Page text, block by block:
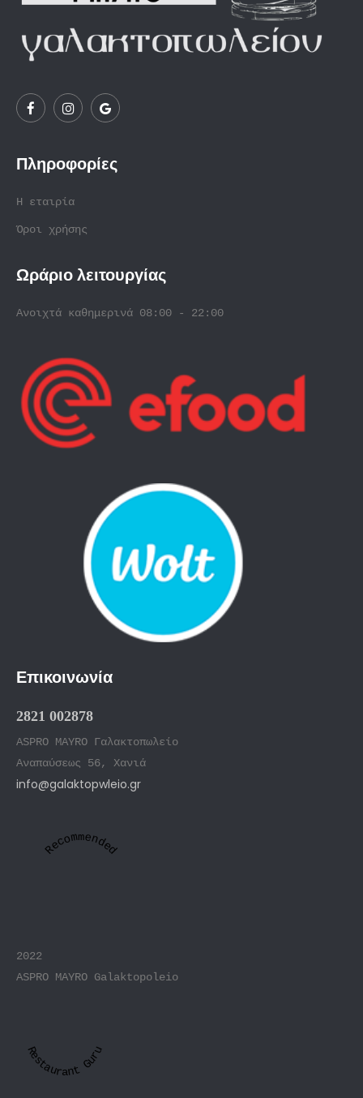
Πληροφορίες
Η εταιρία
Όροι χρήσης
Ωράριο λειτουργίας
Ανοιχτά καθημερινά 08:00 - 22:00
Επικοινωνία
2821 002878
ASPRO MAYRO Γαλακτοπωλείο
Αναπαύσεως 56, Χανιά
info@galaktopwleio.gr
Recommended
2022
ASPRO MAYRO Galaktopoleio
Restaurant Guru